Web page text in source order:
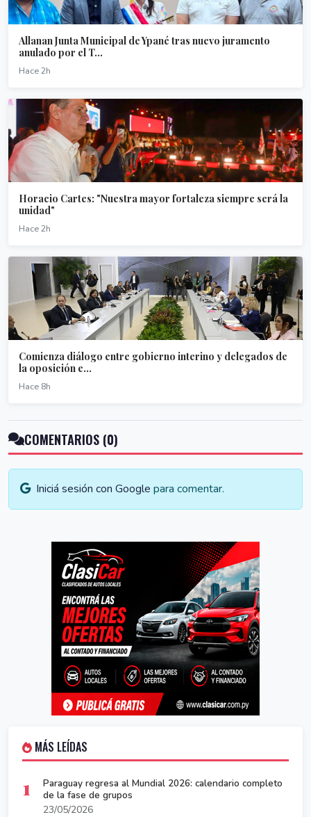
Allanan Junta Municipal de Ypané tras nuevo juramento
anulado por el T...
Hace 2h
Horacio Cartes: "Nuestra mayor fortaleza siempre será la
unidad"
Hace 2h
Comienza diálogo entre gobierno interino y delegados de
la oposición e...
Hace 8h
COMENTARIOS (0)
Iniciá sesión con Google para comentar.
MÁS LEÍDAS
1
Paraguay regresa al Mundial 2026: calendario completo
de la fase de grupos
23/05/2026